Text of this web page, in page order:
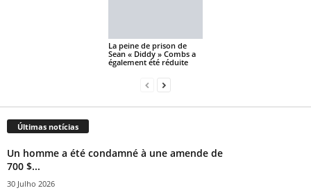
La peine de prison de
Sean « Diddy » Combs a
également été réduite
Últimas notícias
Un homme a été condamné à une amende de
700 $...
30 Julho 2026